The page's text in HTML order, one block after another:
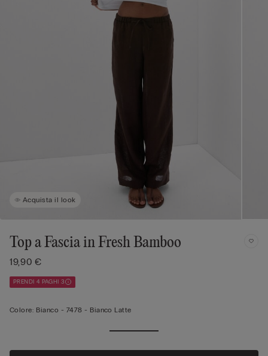
Acquista il look
Top a Fascia in Fresh Bamboo
19,90 €
PRENDI 4 PAGHI 3
Colore: Bianco - 7478 - Bianco Latte